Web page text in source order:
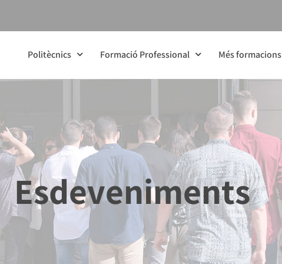
Politècnics Formació Professional Més formacions
Esdeveniments